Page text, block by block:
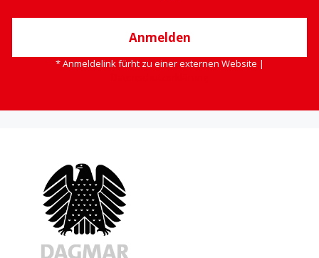
Anmelden
* Anmeldelink fürht zu einer externen Website |